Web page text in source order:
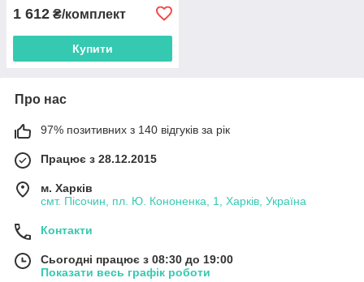
1 612 ₴/комплект
Купити
Про нас
97% позитивних з 140 відгуків за рік
Працює з 28.12.2015
м. Харків
смт. Пісочин, пл. Ю. Кононенка, 1, Харків, Україна
Контакти
Сьогодні працює з 08:30 до 19:00
Показати весь графік роботи